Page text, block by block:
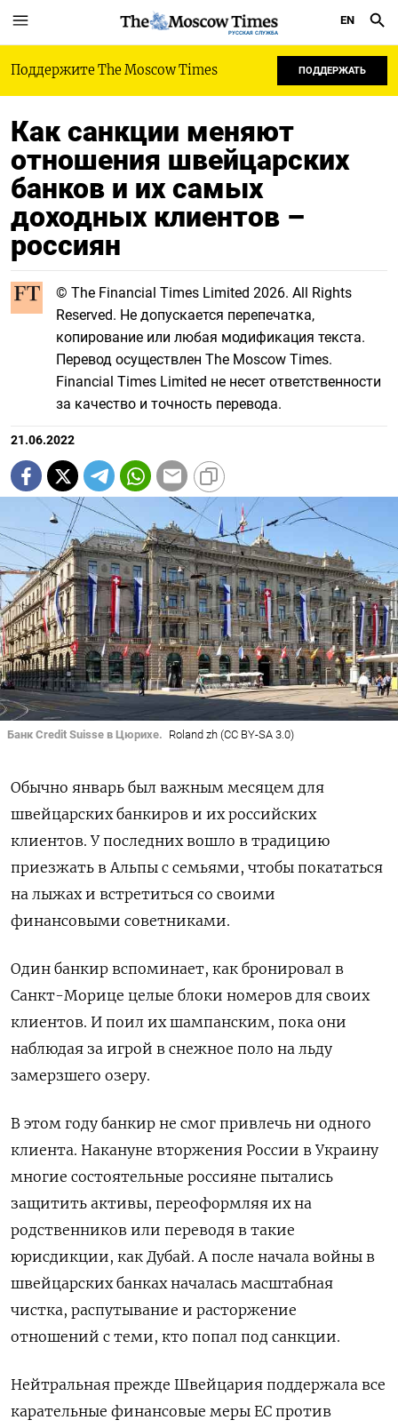
РУССКАЯ СЛУЖБА
EN
Поддержите The Moscow Times ПОДДЕРЖАТЬ
Как санкции меняют
отношения швейцарских
банков и их самых
доходных клиентов –
россиян
© The Financial Times Limited 2026. All Rights
Reserved. Не допускается перепечатка,
копирование или любая модификация текста.
Перевод осуществлен The Moscow Times.
Financial Times Limited не несет ответственности
за качество и точность перевода.
21.06.2022
Банк Credit Suisse в Цюрихе. Roland zh (CC BY-SA 3.0)
Обычно январь был важным месяцем для
швейцарских банкиров и их российских
клиентов. У последних вошло в традицию
приезжать в Альпы с семьями, чтобы покататься
на лыжах и встретиться со своими
финансовыми советниками.
Один банкир вспоминает, как бронировал в
Санкт-Морице целые блоки номеров для своих
клиентов. И поил их шампанским, пока они
наблюдая за игрой в снежное поло на льду
замерзшего озеру.
В этом году банкир не смог привлечь ни одного
клиента. Накануне вторжения России в Украину
многие состоятельные россияне пытались
защитить активы, переоформляя их на
родственников или переводя в такие
юрисдикции, как Дубай. А после начала войны в
швейцарских банках началась масштабная
чистка, распутывание и расторжение
отношений с теми, кто попал под санкции.
Нейтральная прежде Швейцария поддержала все
карательные финансовые меры ЕС против